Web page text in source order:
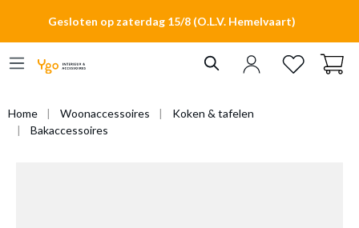
Gesloten op zaterdag 15/8 (O.L.V. Hemelvaart)
Home Woonaccessoires
Koken & tafelen
Bakaccessoires